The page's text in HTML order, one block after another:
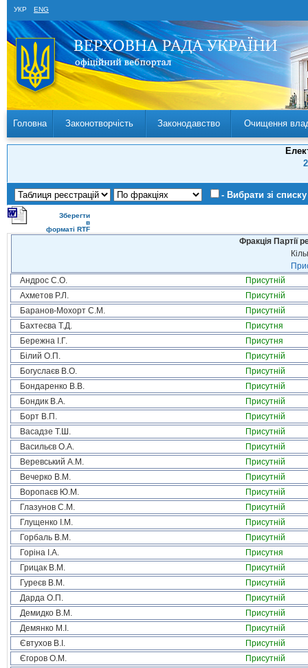
УКР ENG
Головна Законотворчість Законодавство Очищення
- Вибрати зі списку
Зберегти
в
форматі RTF
Фракція Партії
Андрос С.О.
Присутній
Ахметов Р.Л.
Присутній
Баранов-Мохорт С.М.
Присутній
Бахтеєва Т.Д.
Присутня
Бережна І.Г.
Присутня
Білий О.П.
Присутній
Богуслаєв В.О.
Присутній
Бондаренко В.В.
Присутній
Бондик В.А.
Присутній
Борт В.П.
Присутній
Васадзе Т.Ш.
Присутній
Васильєв О.А.
Присутній
Веревський А.М.
Присутній
Вечерко В.М.
Присутній
Воропаєв Ю.М.
Присутній
Глазунов С.М.
Присутній
Глущенко І.М.
Присутній
Горбаль В.М.
Присутній
Горіна І.А.
Присутня
Грицак В.М.
Присутній
Гуреєв В.М.
Присутній
Дарда О.П.
Присутній
Демидко В.М.
Присутній
Демянко М.І.
Присутній
Євтухов В.І.
Присутній
Єгоров О.М.
Присутній